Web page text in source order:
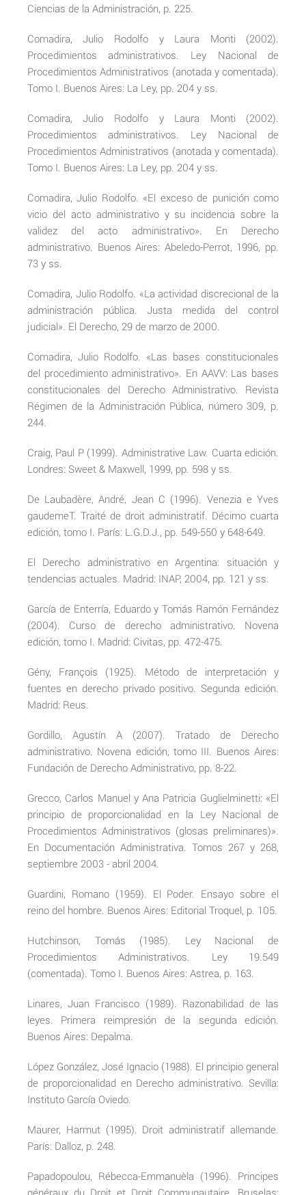
Ciencias de la Administración, p. 225.
Comadira, Julio Rodolfo y Laura Monti (2002).
Procedimientos administrativos. Ley Nacional de
Procedimientos Administrativos (anotada y comentada).
Tomo I. Buenos Aires: La Ley, pp. 204 y ss.
Comadira, Julio Rodolfo y Laura Monti (2002).
Procedimientos administrativos. Ley Nacional de
Procedimientos Administrativos (anotada y comentada).
Tomo I. Buenos Aires: La Ley, pp. 204 y ss.
Comadira, Julio Rodolfo. «El exceso de punición como
vicio del acto administrativo y su incidencia sobre la
validez del acto administrativo». En Derecho
administrativo. Buenos Aires: Abeledo-Perrot, 1996, pp.
73 y ss.
Comadira, Julio Rodolfo. «La actividad discrecional de la
administración pública. Justa medida del control
judicial». El Derecho, 29 de marzo de 2000.
Comadira, Julio Rodolfo. «Las bases constitucionales
del procedimiento administrativo». En AAVV: Las bases
constitucionales del Derecho Administrativo. Revista
Régimen de la Administración Pública, número 309, p.
244.
Craig, Paul P (1999). Administrative Law. Cuarta edición.
Londres: Sweet & Maxwell, 1999, pp. 598 y ss.
De Laubadère, André, Jean C (1996). Venezia e Yves
gaudemeT. Traité de droit administratif. Décimo cuarta
edición, tomo I. París: L.G.D.J., pp. 549-550 y 648-649.
El Derecho administrativo en Argentina: situación y
tendencias actuales. Madrid: INAP, 2004, pp. 121 y ss.
García de Enterría, Eduardo y Tomás Ramón Fernández
(2004). Curso de derecho administrativo. Novena
edición, tomo I. Madrid: Civitas, pp. 472-475.
Gény, François (1925). Método de interpretación y
fuentes en derecho privado positivo. Segunda edición.
Madrid: Reus.
Gordillo, Agustín A (2007). Tratado de Derecho
administrativo. Novena edición, tomo III. Buenos Aires:
Fundación de Derecho Administrativo, pp. 8-22.
Grecco, Carlos Manuel y Ana Patricia Guglielminetti: «El
principio de proporcionalidad en la Ley Nacional de
Procedimientos Administrativos (glosas preliminares)».
En Documentación Administrativa. Tomos 267 y 268,
septiembre 2003 - abril 2004.
Guardini, Romano (1959). El Poder. Ensayo sobre el
reino del hombre. Buenos Aires: Editorial Troquel, p. 105.
Hutchinson, Tomás (1985). Ley Nacional de
Procedimientos Administrativos. Ley 19.549
(comentada). Tomo I. Buenos Aires: Astrea, p. 163.
Linares, Juan Francisco (1989). Razonabilidad de las
leyes. Primera reimpresión de la segunda edición.
Buenos Aires: Depalma.
López González, José Ignacio (1988). El principio general
de proporcionalidad en Derecho administrativo. Sevilla:
Instituto García Oviedo.
Maurer, Harmut (1995). Droit administratif allemande.
París: Dalloz, p. 248.
Papadopoulou, Rébecca-Emmanuèla (1996). Principes